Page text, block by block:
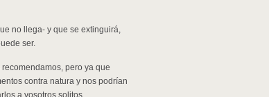
no llega- y que se extinguirá,
ser.
pero ya que
contra natura y nos podrían
a vosotros solitos.